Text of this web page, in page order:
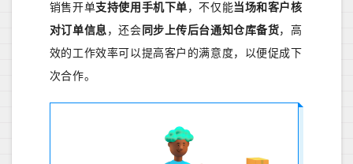
销售开单支持使用手机下单，不仅能当场和客户核
对订单信息，还会同步上传后台通知仓库备货，高
效的工作效率可以提高客户的满意度，以便促成下
次合作。